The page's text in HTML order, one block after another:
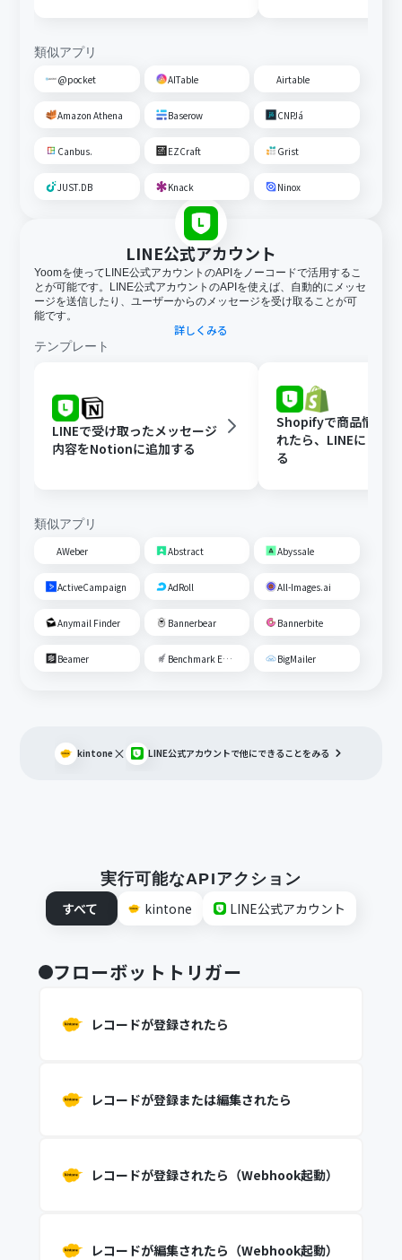
類似アプリ
@pocket AITable Airtable
Amazon Athena Baserow CNPJá
Canbus. EZCraft Grist
JUST.DB Knack Ninox
LINE公式アカウント
Yoomを使ってLINE公式アカウントのAPIをノーコードで活用するこ
とが可能です。LINE公式アカウントのAPIを使えば、自動的にメッセ
ージを送信したり、ユーザーからのメッセージを受け取ることが可
能です。
詳しくみる
テンプレート
LINEで受け取ったメッセージ
内容をNotionに追加する
Shopifyで商品情報が
れたら、LINEに自動
る
類似アプリ
AWeber Abstract Abyssale
ActiveCampaign AdRoll All-Images.ai
Anymail Finder Bannerbear Bannerbite
Beamer Benchmark Email BigMailer
kintone × LINE公式アカウントで他にできることをみる
実行可能なAPIアクション
すべて
kintone LINE公式アカウント
フローボットトリガー
レコードが登録されたら
レコードが登録または編集されたら
レコードが登録されたら（Webhook起動）
レコードが編集されたら（Webhook起動）